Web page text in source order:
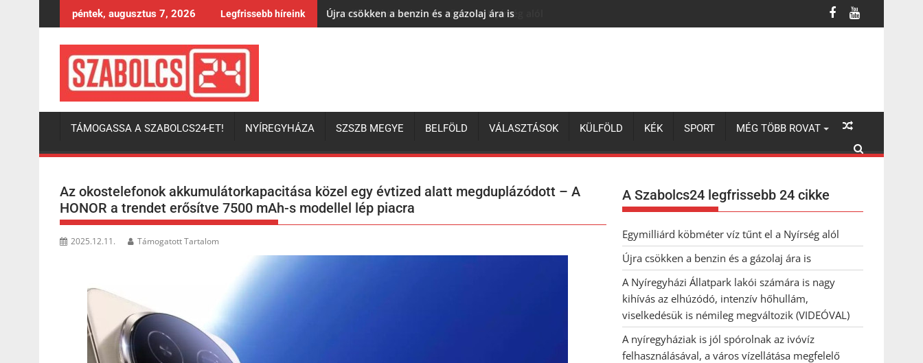
to
péntek, augusztus 7, 2026 Legfrissebb híreink Újra csökken a benzin és a gázolaj ára is
TÁMOGASSA A SZABOLCS24-ET! NYÍREGYHÁZA SZSZB MEGYE BELFÖLD VÁLASZTÁSOK KÜLFÖLD KÉK SPORT MÉG TÖBB ROVAT
Az okostelefonok akkumulátorkapacitása közel egy évtized alatt megduplázódott – A
HONOR a trendet erősítve 7500 mAh-s modellel lép piacra
2025.12.11. Támogatott Tartalom
A Szabolcs24 legfrissebb 24 cikke
Egymilliárd köbméter víz tűnt el a Nyírség alól
Újra csökken a benzin és a gázolaj ára is
A Nyíregyházi Állatpark lakói számára is nagy
kihívás az elhúzódó, intenzív hőhullám,
viselkedésük is némileg megváltozik (VIDEÓVAL)
A nyíregyháziak is jól spórolnak az ivóvíz
felhasználásával, a város vízellátása megfelelő